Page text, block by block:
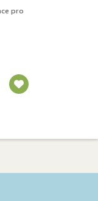
pro